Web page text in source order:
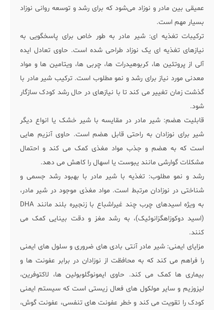
عمیقی بین مادر و نوزاد می‌شود که برای رشد و توسعه روانی نوزاد
بسیار مهم است.
ترکیبات تغذیه ای: شیر مادر به طور خاص برای پاسخگویی به
نیازهای تغذیه ای یک نوزاد طراحی شده است. حاوی تعادل ایده
آلی از پروتئین ها، کربوهیدرات ها، چربی ها، ویتامین ها و مواد
معدنی مورد نیاز برای رشد و نمو مطلوب است. ترکیب شیر مادر با
گذشت زمان تغییر می کند تا با نیازهای در حال رشد کودک سازگار
شود.
قابلیت هضم: شیر مادر در مقایسه با شیر خشک یا انواع دیگر
شیر برای نوزادان به راحتی قابل هضم است. حاوی آنزیم هایی
است که به هضم و جذب مواد مغذی کمک می کند و احتمال
مشکلات گوارشی مانند یبوست یا اسهال را کاهش می دهد.
رشد و نمو مطلوب: تغذیه با شیر مادر با بهبود رشد جسمی و
شناختی در نوزادان مرتبط است. مواد مغذی موجود در شیر مادر،
به ویژه اسیدهای چرب چند غیراشباع با زنجیره بلند مانند DHA
(اسید دوکوزاهگزانوئیک)، به رشد مغز و دقت بینایی کمک می
کنند.
مزایای ایمنی: شیر مادر آنتی بادی های ضروری و سلول های ایمنی
را فراهم می کند که به محافظت از نوزادان در برابر عفونت ها و
بیماری ها کمک می کند. حاوی ایمونوگلوبولین ها، لاکتوفرین،
لیزوزیم و سایر مولکول های فعال زیستی است که سیستم ایمنی
کودک را تقویت می کند و خطر عفونت های تنفسی، عفونت گوش،